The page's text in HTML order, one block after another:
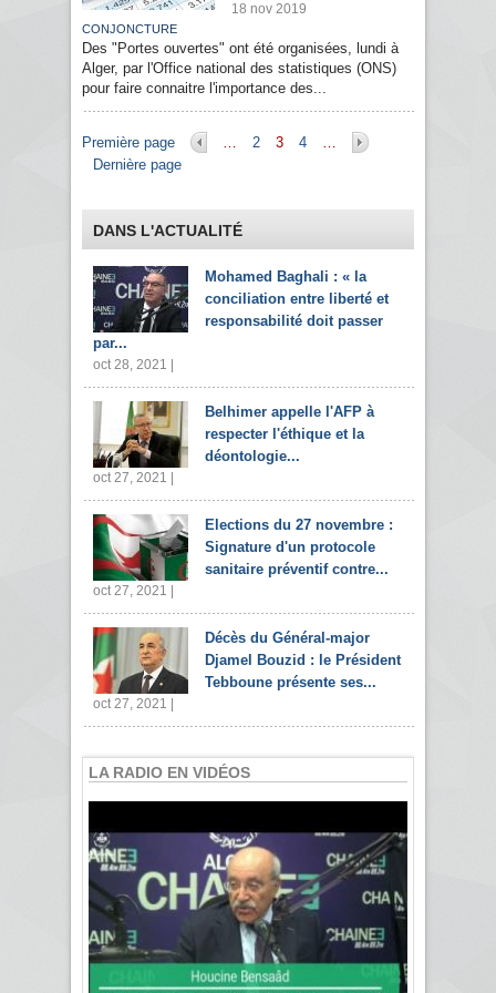
18 nov 2019
CONJONCTURE
Des "Portes ouvertes" ont été organisées, lundi à
Alger, par l'Office national des statistiques (ONS)
pour faire connaitre l'importance des...
Pages
Première page … 2 3 4
…
Dernière page
DANS L'ACTUALITÉ
Mohamed Baghali : « la
conciliation entre liberté et
responsabilité doit passer
par...
oct 28, 2021 |
Belhimer appelle l'AFP à
respecter l'éthique et la
déontologie...
oct 27, 2021 |
Elections du 27 novembre :
Signature d'un protocole
sanitaire préventif contre...
oct 27, 2021 |
Décès du Général-major
Djamel Bouzid : le Président
Tebboune présente ses...
oct 27, 2021 |
LA RADIO EN VIDÉOS